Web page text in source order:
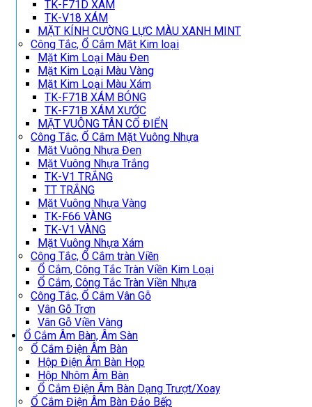
TK-F71D XÁM
TK-V18 XÁM
MẶT KÍNH CƯỜNG LỰC MÀU XANH MINT
Công Tắc, Ổ Cắm Mặt Kim loại
Mặt Kim Loại Màu Đen
Mặt Kim Loại Màu Vàng
Mặt Kim Loại Màu Xám
TK-F71B XÁM BÓNG
TK-F71B XÁM XƯỚC
MẶT VUÔNG TÂN CỔ ĐIỂN
Công Tắc, Ổ Cắm Mặt Vuông Nhựa
Mặt Vuông Nhựa Đen
Mặt Vuông Nhựa Trắng
TK-V1 TRẮNG
TT TRẮNG
Mặt Vuông Nhựa Vàng
TK-F66 VÀNG
TK-V1 VÀNG
Mặt Vuông Nhựa Xám
Công Tắc, Ổ Cắm tràn Viền
Ổ Cắm, Công Tắc Tràn Viền Kim Loại
Ổ Cắm, Công Tắc Tràn Viền Nhựa
Công Tắc, Ổ Cắm Vân Gỗ
Vân Gỗ Trơn
Vân Gỗ Viền Vàng
Ổ Cắm Âm Bàn, Âm Sàn
Ổ Cắm Điện Âm Bàn
Hộp Điện Âm Bàn Họp
Hộp Nhôm Âm Bàn
Ổ Cắm Điện Âm Bàn Dạng Trượt/Xoay
Ổ Cắm Điện Âm Bàn Đảo Bếp